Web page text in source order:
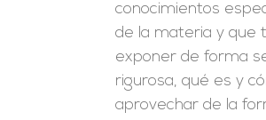
conocimientos
de la materia y que
exponer de forma
rigurosa, qué es y
aprovechar de la